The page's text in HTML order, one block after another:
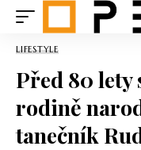
LIFESTYLE
Před 80 lety
rodině
tanečník